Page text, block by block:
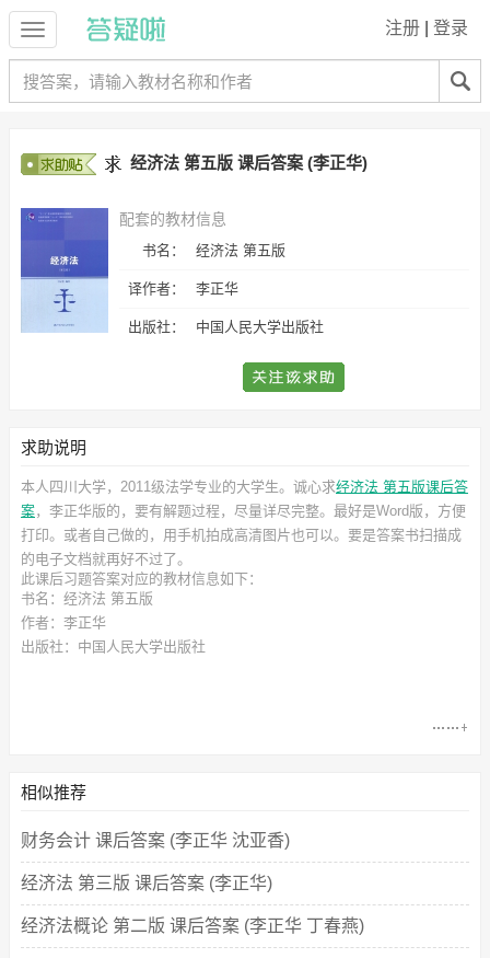
注册 登录
经济法 第五版 课后答案 (李正华)
配套的教材信息
书名： 经济法 第五版
译作者： 李正华
出版社： 中国人民大学出版社
求助说明
本人四川大学，2011级法学专业的大学生。诚心求经济法 第五版课后答
案，李正华版的，要有解题过程，尽量详尽完整。最好是Word版，方便
打印。或者自己做的，用手机拍成高清图片也可以。要是答案书扫描成
的电子文档就再好不过了。
此课后习题答案对应的教材信息如下：
书名：经济法 第五版
作者：李正华
出版社：中国人民大学出版社
相似推荐
财务会计 课后答案 (李正华 沈亚香)
经济法 第三版 课后答案 (李正华)
经济法概论 第二版 课后答案 (李正华 丁春燕)